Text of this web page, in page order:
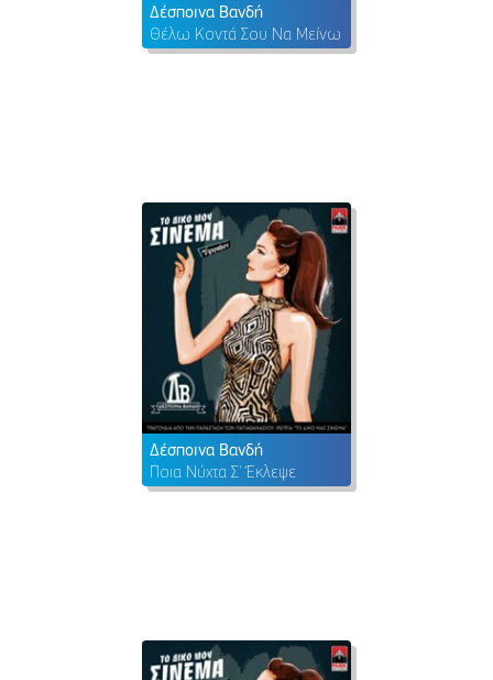
Δέσποινα Βανδή
Θέλω Κοντά Σου Να Μείνω
Δέσποινα Βανδή
Ποια Νύχτα Σ' Έκλεψε